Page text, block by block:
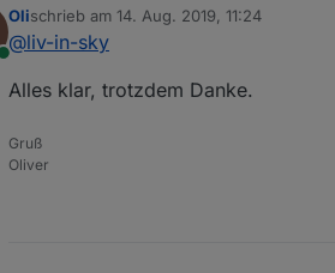
ich glaube , ich habe
Online
Olischrieb am 14. Aug. 2019, 11:24
zuletzt editiert von
@liv-in-sky
Alles klar, trotzdem Danke.
Gruß
Oliver